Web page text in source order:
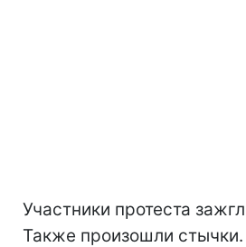
Участники протеста
Также произошли стычки.